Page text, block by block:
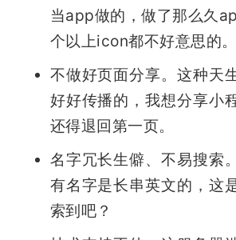
当app做的，做了那么久
个以上icon都不好意思的。
不做好页面分享。这种天
好好传播的，我想分享小
还得退回第一页。
名字冗长生僻、不易搜索
有名字是长串英文的，这
索到吧？